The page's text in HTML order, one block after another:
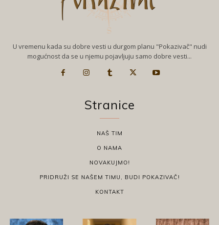
U vremenu kada su dobre vesti u durgom planu "Pokazivač" nudi
mogućnost da se u njemu pojavljuju samo dobre vesti...
Stranice
NAŠ TIM
O NAMA
NOVAKUJMO!
PRIDRUŽI SE NAŠEM TIMU, BUDI POKAZIVAČ!
KONTAKT